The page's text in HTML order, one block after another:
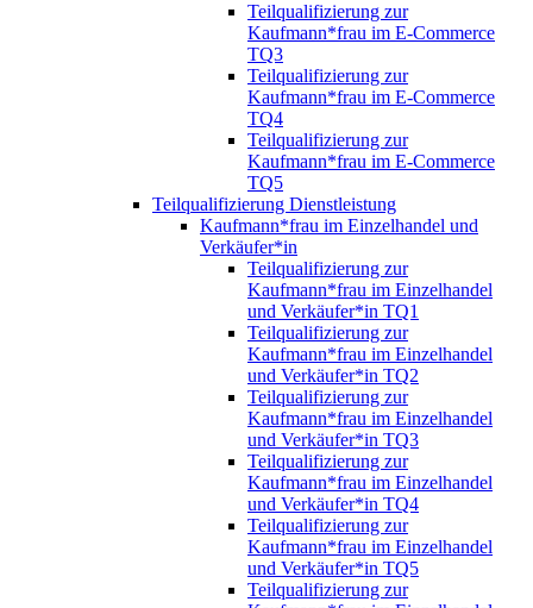
Teilqualifizierung zur
Kaufmann*frau im E-Commerce
TQ3
Teilqualifizierung zur
Kaufmann*frau im E-Commerce
TQ4
Teilqualifizierung zur
Kaufmann*frau im E-Commerce
TQ5
Teilqualifizierung Dienstleistung
Kaufmann*frau im Einzelhandel und
Verkäufer*in
Teilqualifizierung zur
Kaufmann*frau im Einzelhandel
und Verkäufer*in TQ1
Teilqualifizierung zur
Kaufmann*frau im Einzelhandel
und Verkäufer*in TQ2
Teilqualifizierung zur
Kaufmann*frau im Einzelhandel
und Verkäufer*in TQ3
Teilqualifizierung zur
Kaufmann*frau im Einzelhandel
und Verkäufer*in TQ4
Teilqualifizierung zur
Kaufmann*frau im Einzelhandel
und Verkäufer*in TQ5
Teilqualifizierung zur